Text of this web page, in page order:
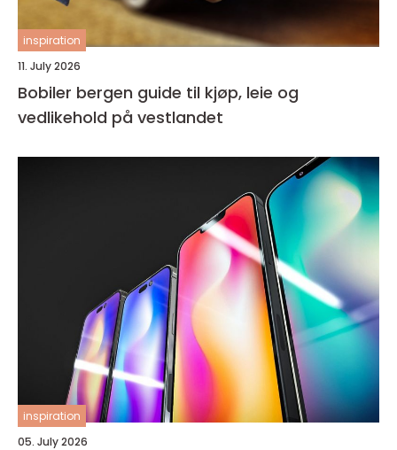
inspiration
11. July 2026
Bobiler bergen guide til kjøp, leie og
vedlikehold på vestlandet
inspiration
05. July 2026